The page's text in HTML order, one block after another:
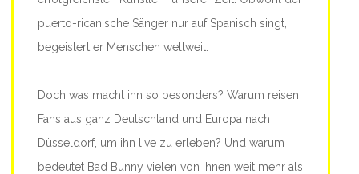
puerto-ricanische Sänger nur auf Spanisch singt,
begeistert er Menschen weltweit.
Doch was macht ihn so besonders? Warum reisen
Fans aus ganz Deutschland und Europa nach
Düsseldorf, um ihn live zu erleben? Und warum
bedeutet Bad Bunny vielen von ihnen weit mehr als